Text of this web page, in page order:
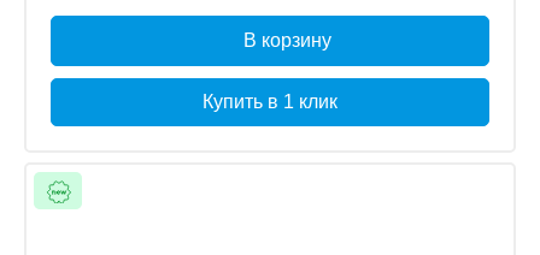
В корзину
Купить в 1 клик